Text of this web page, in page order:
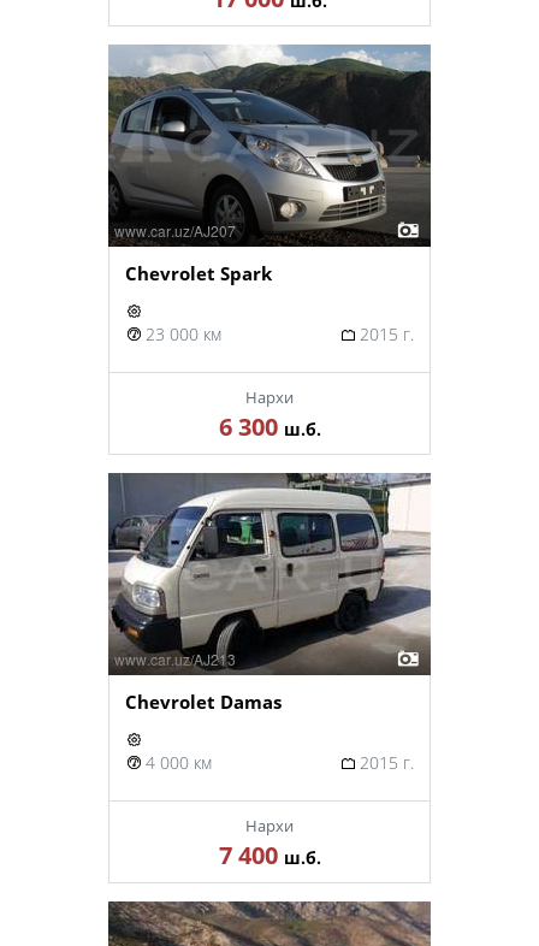
Chevrolet Spark
23 000 км 2015 г.
Нархи
6 300 ш.б.
Chevrolet Damas
4 000 км 2015 г.
Нархи
7 400 ш.б.